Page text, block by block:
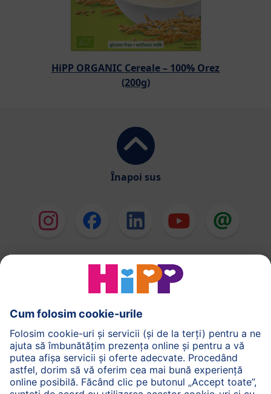
HiPP ORGANIC Cereale – 100% Orez
(200g)
Înapoi sus
HiPP Hrană pentru sugari
HiPP Hrană pentru copii mici
HiPP Îngrijirea pielii
HiPP Sarcină
Politica de Confidenţialitate
Termenii generali pentru utilizarea serviciilor noastre
web